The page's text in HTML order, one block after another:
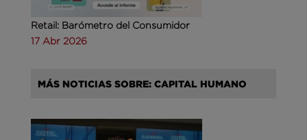
Retail: Barómetro del Consumidor
17 Abr 2026
MÁS NOTICIAS SOBRE: CAPITAL HUMANO